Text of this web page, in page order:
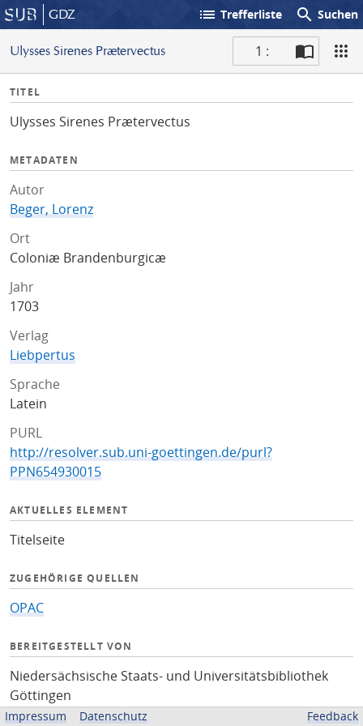
GDZ list Trefferliste search Suchen
Ulysses Sirenes Prætervectus 1 :
I
f
TITEL
Ulysses Sirenes Prætervectus
METADATEN
Autor
Beger, Lorenz
Ort
Coloniæ Brandenburgicæ
Jahr
1703
Verlag
Liebpertus
Sprache
Latein
PURL
http://resolver.sub.uni-goettingen.de/purl?
PPN654930015
AKTUELLES ELEMENT
Titelseite
ZUGEHÖRIGE QUELLEN
OPAC
BEREITGESTELLT VON
Niedersächsische Staats- und Universitätsbibliothek
Göttingen
Impressum Datenschutz Feedback